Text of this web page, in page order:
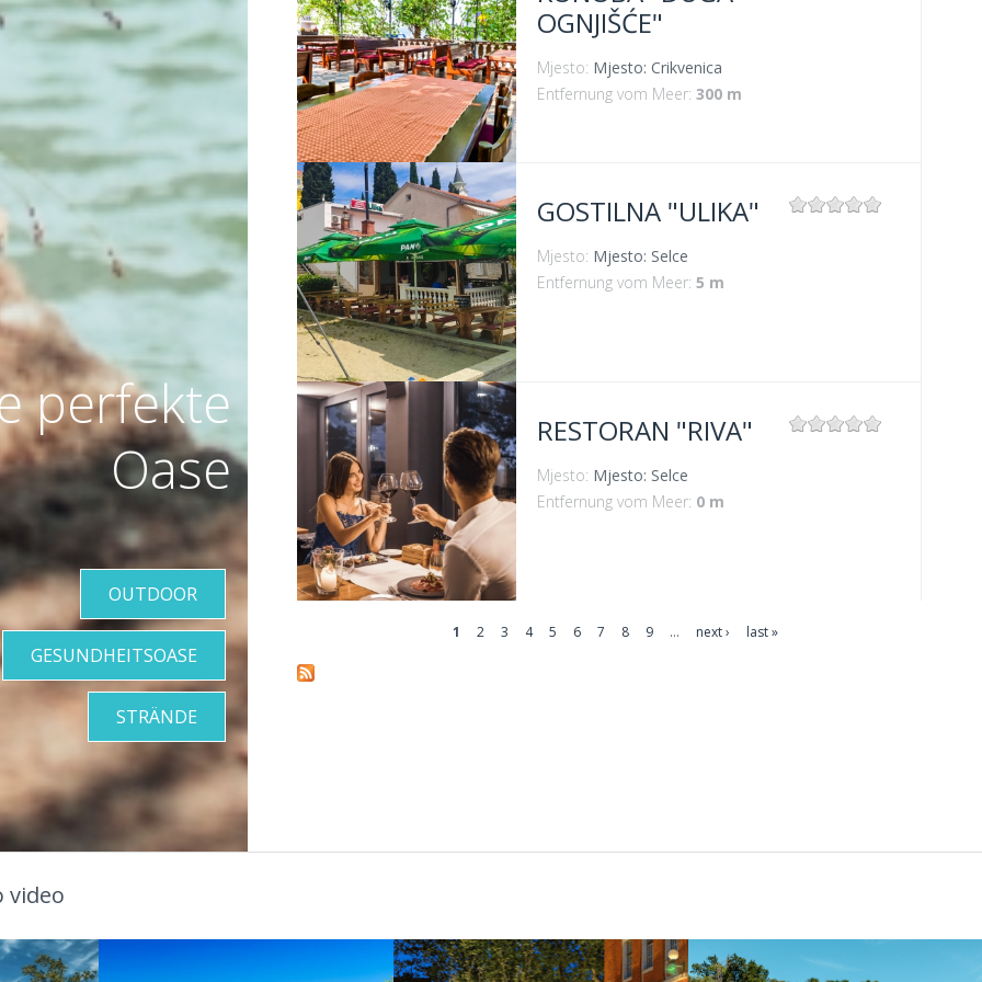
VIŠE INFORMACIJA
OGNJIŠĆE"
Mjesto: Mjesto: Crikvenica
Entfernung vom Meer: 300 m
VIŠE INFORMACIJA
GOSTILNA "ULIKA"
Mjesto: Mjesto: Selce
Entfernung vom Meer: 5 m
VIŠE INFORMACIJA
RESTORAN "RIVA"
Mjesto: Mjesto: Selce
Entfernung vom Meer: 0 m
1 2 3 4 5 6 7 8 9 … next › last »
perfekte
Oase
OUTDOOR
GESUNDHEITSOASE
STRÄNDE
video